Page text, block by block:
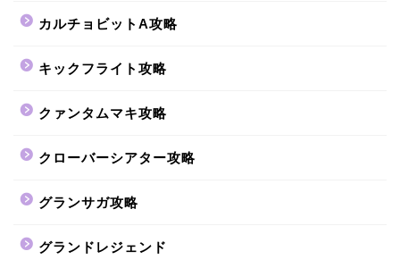
カルチョビットA攻略
キックフライト攻略
クァンタムマキ攻略
クローバーシアター攻略
グランサガ攻略
グランドレジェンド